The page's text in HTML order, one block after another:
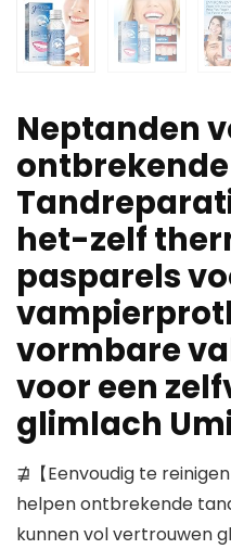
Neptanden
het-zelf
pasparels
vormbare
voor een
glimlach
⋣【Eenvoudig te
helpen ontbrekende
kunnen vol vertrouwen